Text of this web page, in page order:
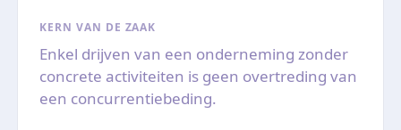
KERN VAN DE ZAAK
Enkel drijven van een onderneming zonder
concrete activiteiten is geen overtreding van
een concurrentiebeding.